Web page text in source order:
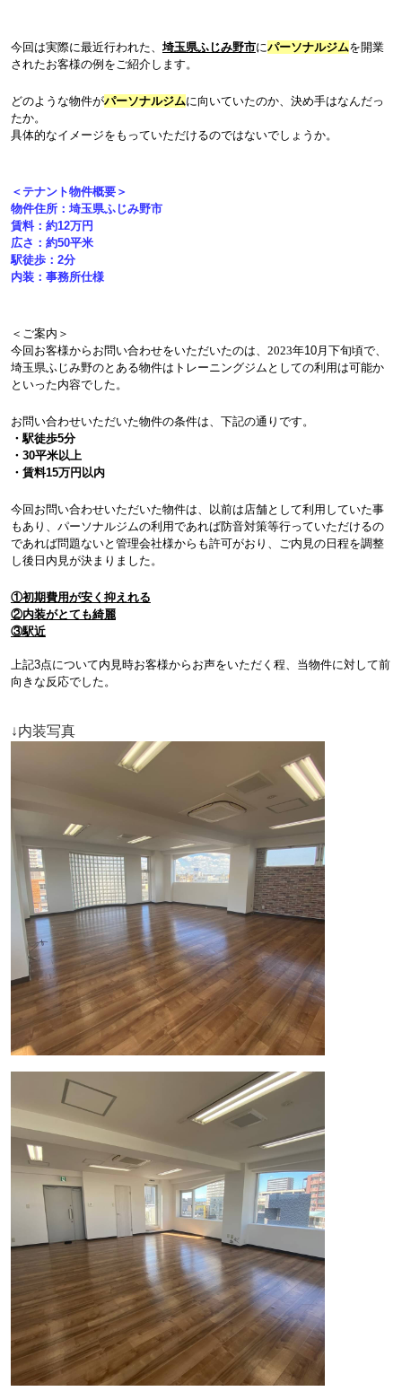
今回は実際に最近行われた、 埼玉県ふじみ野市にパーソナルジムを開業
されたお客様の例をご紹介します。
どのような物件がパーソナルジムに向いていたのか、決め手はなんだっ
たか。
具体的なイメージをもっていただけるのではないでしょうか。
＜テナント物件概要＞
物件住所：埼玉県ふじみ野市
賃料：約12万円
広さ：約50平米
駅徒歩：2分
内装：事務所仕様
＜ご案内＞
今回お客様からお問い合わせをいただいたのは、 2023年10月下旬頃で、
埼玉県ふじみ野のとある物件はトレーニングジムとしての利用は可能か
といった内容でした。
お問い合わせいただいた物件の条件は、下記の通りです。
・駅徒歩5分
・30平米以上
・賃料15万円以内
今回お問い合わせいただいた物件は、以前は店舗として利用していた事
もあり、パーソナルジムの利用であれば防音対策等行っていただけるの
であれば問題ないと管理会社様からも許可がおり、ご内見の日程を調整
し後日内見が決まりました。
①初期費用が安く抑えれる
②内装がとても綺麗
③駅近
上記3点について内見時お客様からお声をいただく程、当物件に対して前
向きな反応でした。
↓内装写真